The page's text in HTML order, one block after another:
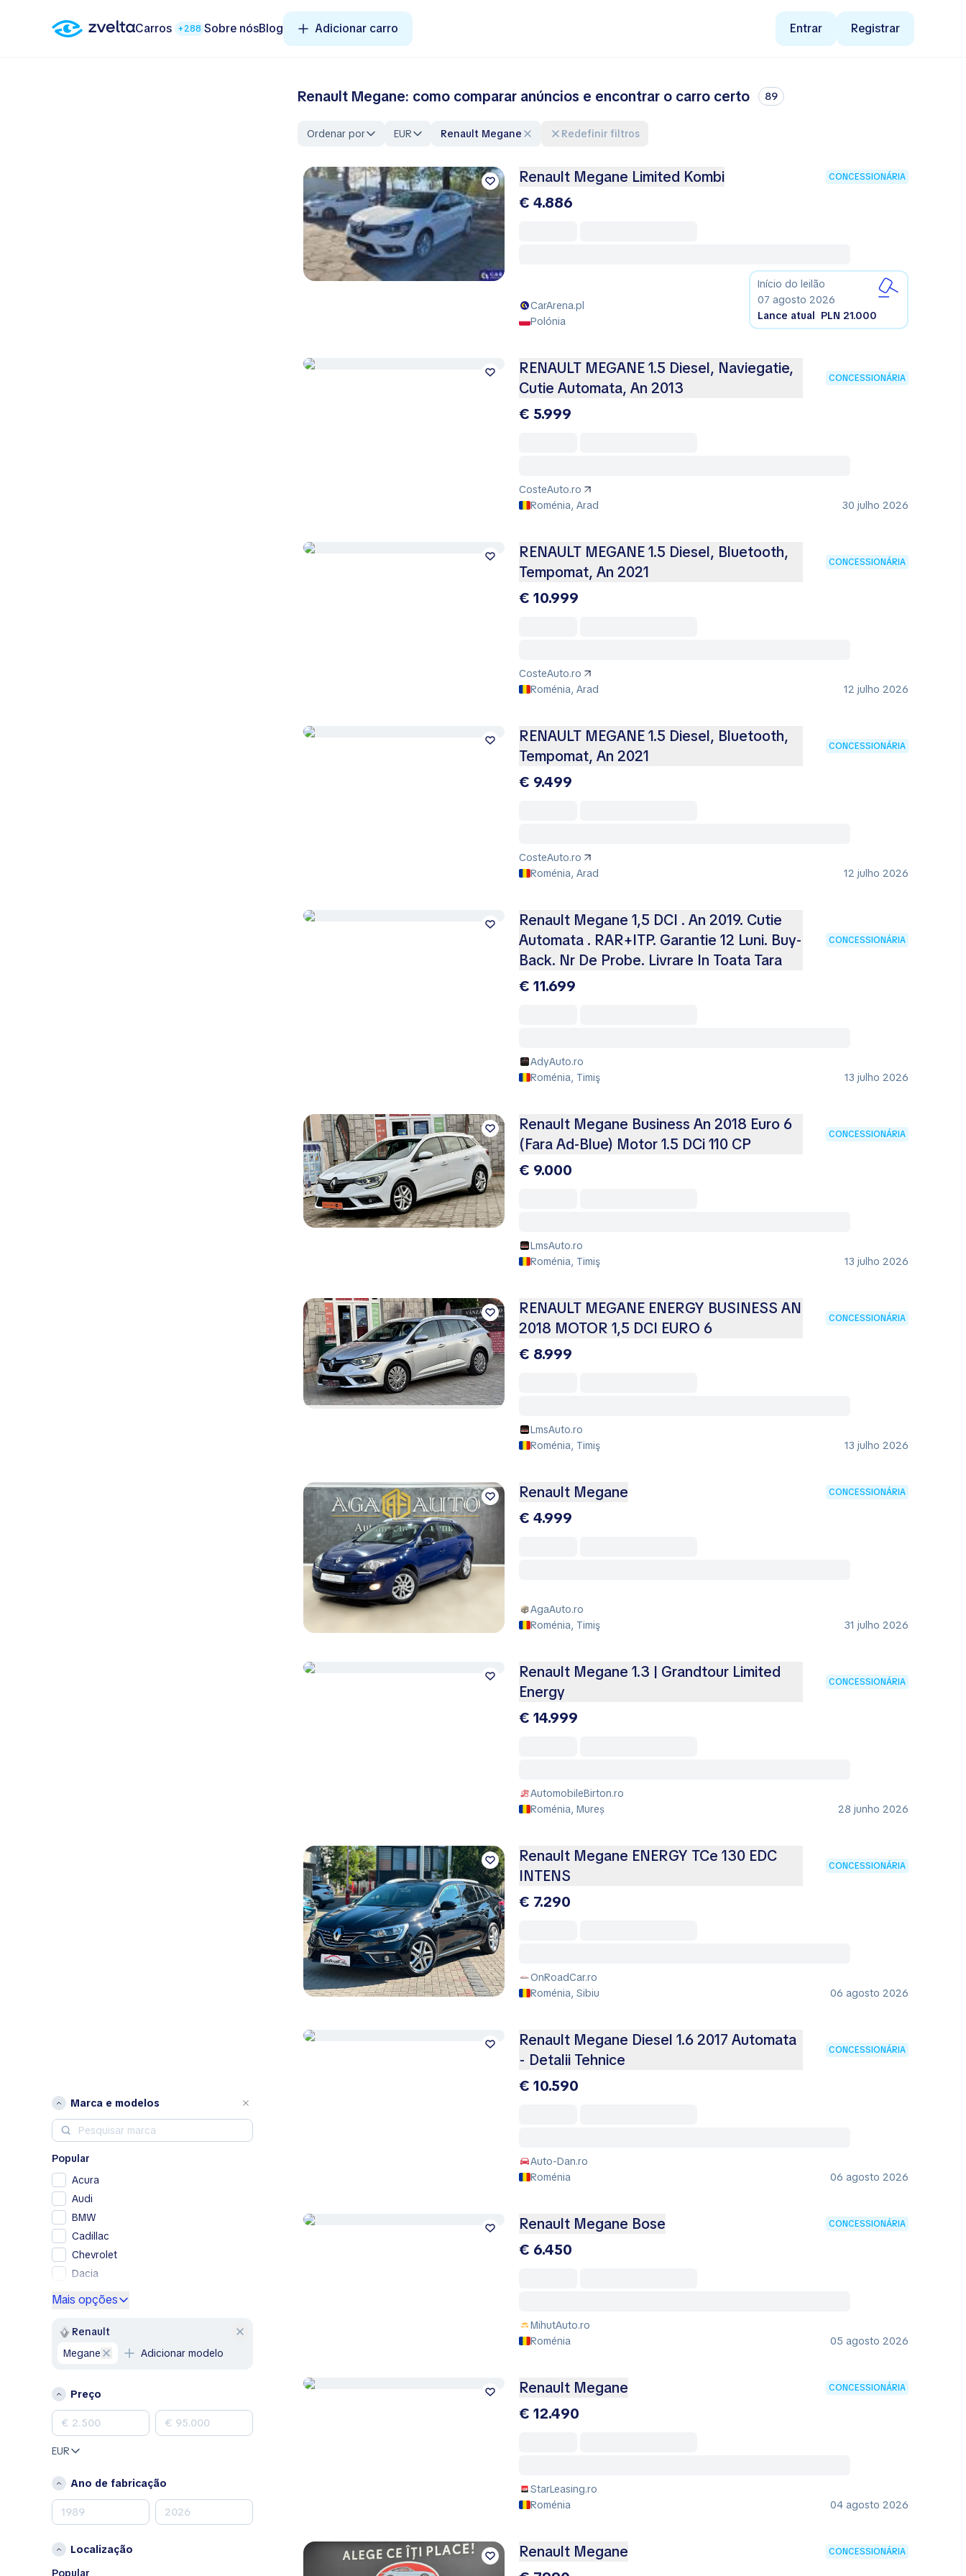
Carros +288 Sobre nósBlog Adicionar carro Entrar Registrar
Marca e modelos
Popular
Acura
Audi
BMW
Cadillac
Chevrolet
Dacia
GMC
Land Rover
Mercedes-Benz
MINI
Nissan
Peugeot
Porsche
Mais opções
Renault
Megane
Adicionar modelo
Preço
EUR
Ano de fabricação
Localização
Popular
Renault Megane: como comparar anúncios e encontrar o carro certo 89
Ordenar por EUR Renault Megane Redefinir filtros
Renault Megane Limited Kombi CONCESSIONÁRIA
€ 4.886
CarArena.pl
Polónia
Início do leilão
07 agosto 2026
Lance atual PLN 21.000
RENAULT MEGANE 1.5 Diesel, Naviegatie,
Cutie Automata, An 2013
CONCESSIONÁRIA
€ 5.999
CosteAuto.ro
Roménia, Arad
30 julho 2026
RENAULT MEGANE 1.5 Diesel, Bluetooth,
Tempomat, An 2021
CONCESSIONÁRIA
€ 10.999
CosteAuto.ro
Roménia, Arad
12 julho 2026
RENAULT MEGANE 1.5 Diesel, Bluetooth,
Tempomat, An 2021
CONCESSIONÁRIA
€ 9.499
CosteAuto.ro
Roménia, Arad
12 julho 2026
Renault Megane 1,5 DCI . An 2019. Cutie
Automata . RAR+ITP. Garantie 12 Luni. Buy-
Back. Nr De Probe. Livrare In Toata Tara
CONCESSIONÁRIA
€ 11.699
AdyAuto.ro
Roménia, Timiş
13 julho 2026
Renault Megane Business An 2018 Euro 6
(Fara Ad-Blue) Motor 1.5 DCi 110 CP
CONCESSIONÁRIA
€ 9.000
LmsAuto.ro
Roménia, Timiş
13 julho 2026
RENAULT MEGANE ENERGY BUSINESS AN
2018 MOTOR 1,5 DCI EURO 6
CONCESSIONÁRIA
€ 8.999
LmsAuto.ro
Roménia, Timiş
13 julho 2026
Renault Megane CONCESSIONÁRIA
€ 4.999
AgaAuto.ro
Roménia, Timiş
31 julho 2026
Renault Megane 1.3 | Grandtour Limited
Energy
CONCESSIONÁRIA
€ 14.999
AutomobileBirton.ro
Roménia, Mureș
28 junho 2026
Renault Megane ENERGY TCe 130 EDC
INTENS
CONCESSIONÁRIA
€ 7.290
OnRoadCar.ro
Roménia, Sibiu
06 agosto 2026
Renault Megane Diesel 1.6 2017 Automata
- Detalii Tehnice
CONCESSIONÁRIA
€ 10.590
Auto-Dan.ro
Roménia
06 agosto 2026
Renault Megane Bose CONCESSIONÁRIA
€ 6.450
MihutAuto.ro
Roménia
05 agosto 2026
Renault Megane CONCESSIONÁRIA
€ 12.490
StarLeasing.ro
Roménia
04 agosto 2026
Renault Megane CONCESSIONÁRIA